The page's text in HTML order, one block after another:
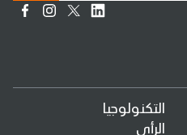
التكنولوجيا
الرأي